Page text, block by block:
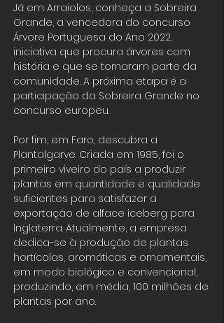
Já em Arraiolos, conheça a Sobreira
Grande, a vencedora do concurso
Árvore Portuguesa do Ano 2022,
iniciativa que procura árvores com
história e que se tornaram parte da
comunidade. A próxima etapa é a
participação da Sobreira Grande no
concurso europeu.
Por fim, em Faro, descubra a
Plantalgarve. Criada em 1985, foi o
primeiro viveiro do país a produzir
plantas em quantidade e qualidade
suficientes para satisfazer a
exportação de alface iceberg para
Inglaterra. Atualmente, a empresa
dedica-se à produção de plantas
hortícolas, aromáticas e ornamentais,
em modo biológico e convencional,
produzindo, em média, 100 milhões de
plantas por ano.